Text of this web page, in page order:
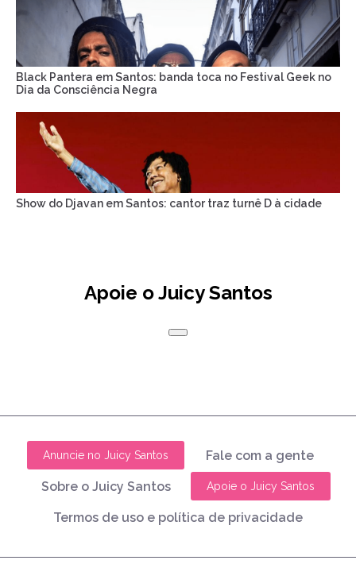
Black Pantera em Santos: banda toca no Festival Geek no
Dia da Consciência Negra
Show do Djavan em Santos: cantor traz turnê D à cidade
Apoie o Juicy Santos
Anuncie no Juicy Santos Fale com a gente
Sobre o Juicy Santos Apoie o Juicy Santos
Termos de uso e política de privacidade